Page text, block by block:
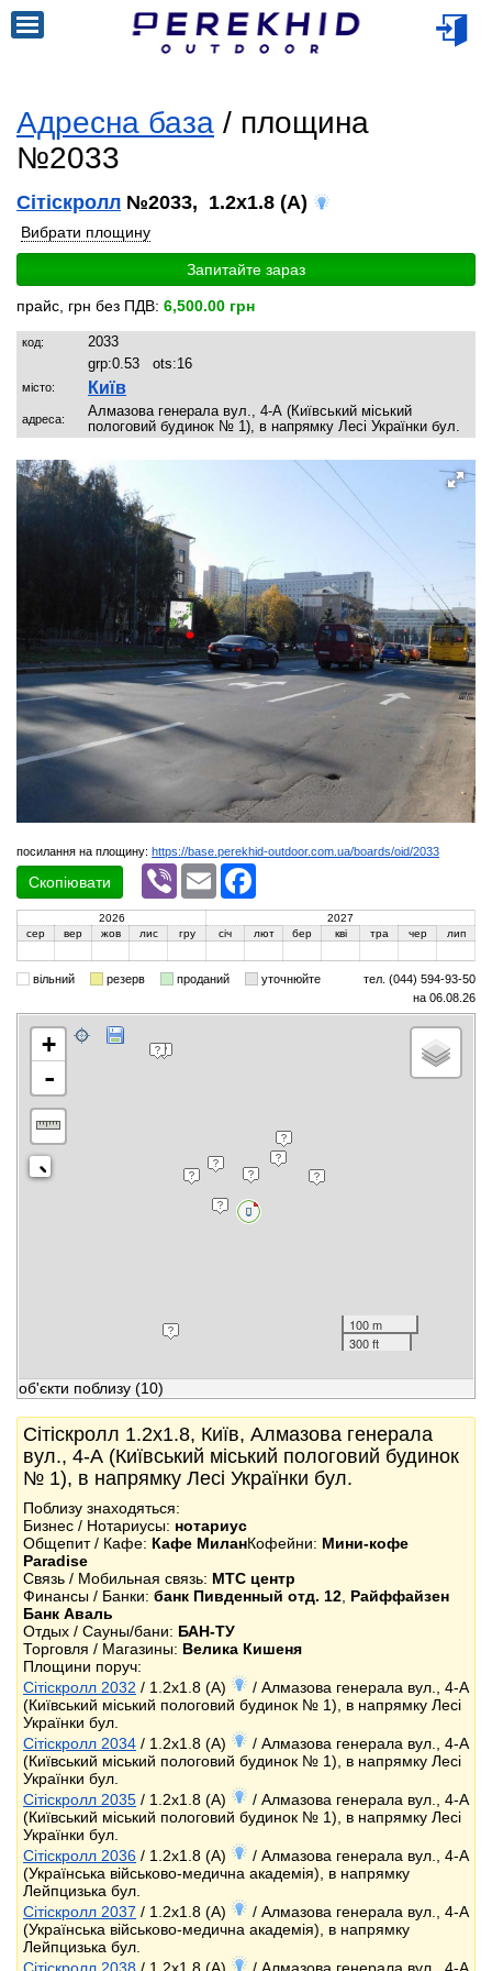
Адресна база / площина
№2033
Сітіскролл №2033, 1.2x1.8 (A)
Вибрати площину
Запитайте зараз
прайс, грн без ПДВ: 6,500.00 грн
код:
2033
grp:0.53 ots:16
місто: Київ
адреса:
Алмазова генерала вул., 4-А (Київський міський
пологовий будинок № 1), в напрямку Лесі Українки бул.
посилання на площину: https://base.perekhid-outdoor.com.ua/boards/oid/2033
Скопіювати
Viber Email
2026
2027
сер
вер жов лис гру січ лют бер кві тра чер лип
вільний резерв проданий уточнюйте
тел. (044) 594-93-50
на 06.08.26
+
-
100 m
300 ft
об'єкти поблизу (10)
Сітіскролл 1.2x1.8, Київ, Алмазова генерала
вул., 4-А (Київський міський пологовий будинок
№ 1), в напрямку Лесі Українки бул.
Поблизу знаходяться:
Бизнес / Нотариусы: нотариус
Общепит / Кафе: Кафе МиланКофейни: Мини-кофе
Paradise
Связь / Мобильная связь: МТС центр
Финансы / Банки: банк Пивденный отд. 12 Райффайзен
Банк Аваль
Отдых / Сауны/бани: БАН-ТУ
Торговля / Магазины: Велика Кишеня
Площини поруч:
Сітіскролл 2032 / 1.2x1.8 (A)
/ Алмазова генерала вул., 4-А
(Київський міський пологовий будинок № 1), в напрямку Лесі
Українки бул.
Сітіскролл 2034 / 1.2x1.8 (A)
/ Алмазова генерала вул., 4-А
(Київський міський пологовий будинок № 1), в напрямку Лесі
Українки бул.
Сітіскролл 2035 / 1.2x1.8 (A)
/ Алмазова генерала вул., 4-А
(Київський міський пологовий будинок № 1), в напрямку Лесі
Українки бул.
Сітіскролл 2036 / 1.2x1.8 (A)
/ Алмазова генерала вул., 4-А
(Українська військово-медична академія), в напрямку
Лейпцизька бул.
Сітіскролл 2037 / 1.2x1.8 (A)
/ Алмазова генерала вул., 4-А
(Українська військово-медична академія), в напрямку
Лейпцизька бул.